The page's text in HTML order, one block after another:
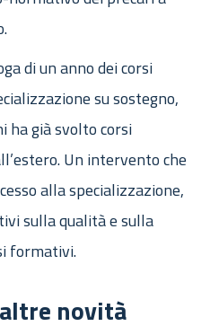
di un anno dei corsi
su sostegno,
ha già svolto corsi
Un intervento che
alla specializzazione,
sulla qualità e sulla
formativi.
novità